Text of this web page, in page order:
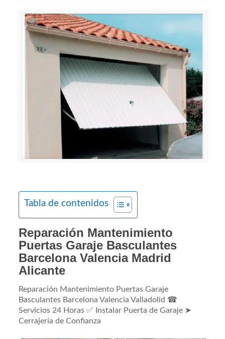
Tabla de contenidos
Reparación Mantenimiento
Puertas Garaje Basculantes
Barcelona Valencia Madrid
Alicante
Reparación Mantenimiento Puertas Garaje
Basculantes Barcelona Valencia Valladolid ☎
Servicios 24 Horas ✅ Instalar Puerta de Garaje ➤
Cerrajería de Confianza